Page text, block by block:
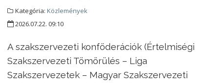
Kategória: Közlemények
2026.07.22. 09:10
A szakszervezeti konföderációk (Értelmiségi
Szakszervezeti Tömörülés – Liga
Szakszervezetek – Magyar Szakszervezeti